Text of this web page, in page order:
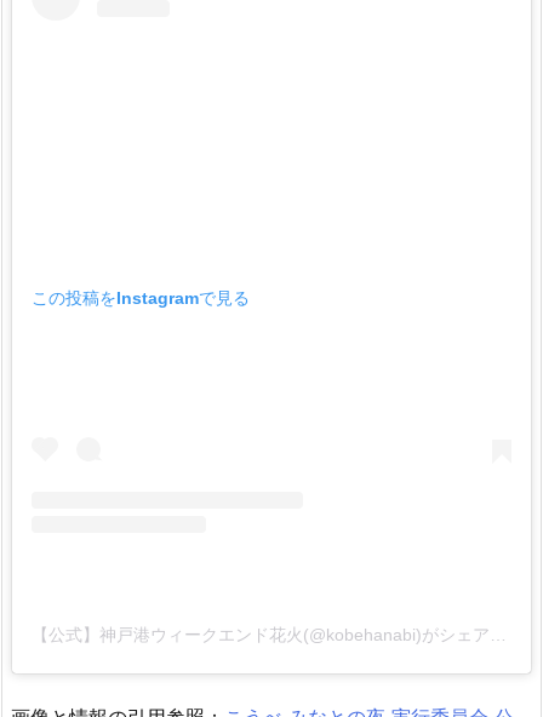
この投稿をInstagramで見る